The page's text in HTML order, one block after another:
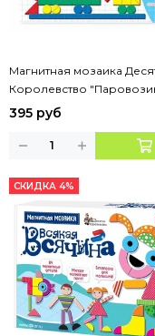
Магнитная мозаика
Королевство
цвета, 176 элементов
395 руб
СКИДКА 4%